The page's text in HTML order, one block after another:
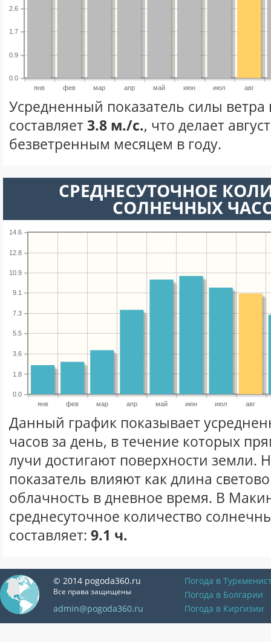
янв фев мар апр май июн июл авг
0.0
0.9
1.7
2.6
Усредненный показатель силы ветра
составляет3.8 м./с., что делает
безветренным месяцем в году.
СРЕДНЕСУТОЧНОЕ
СОЛНЕЧНЫХ
янв фев мар апр май июн июл авг
0.0
1.8
3.6
5.5
7.3
9.1
10.9
12.8
14.6
Данный график показывает
часов за день, в течение которых
лучи достигают поверхности земли.
показатель влияют как длина
облачность в дневное время. В
среднесуточное количество
составляет: 9.1 ч.
© 2014 pogoda360.ru
Все права защищены
admin@pogoda360.ru
Погода в
Погода в Болгарии
Погода в Киргизии